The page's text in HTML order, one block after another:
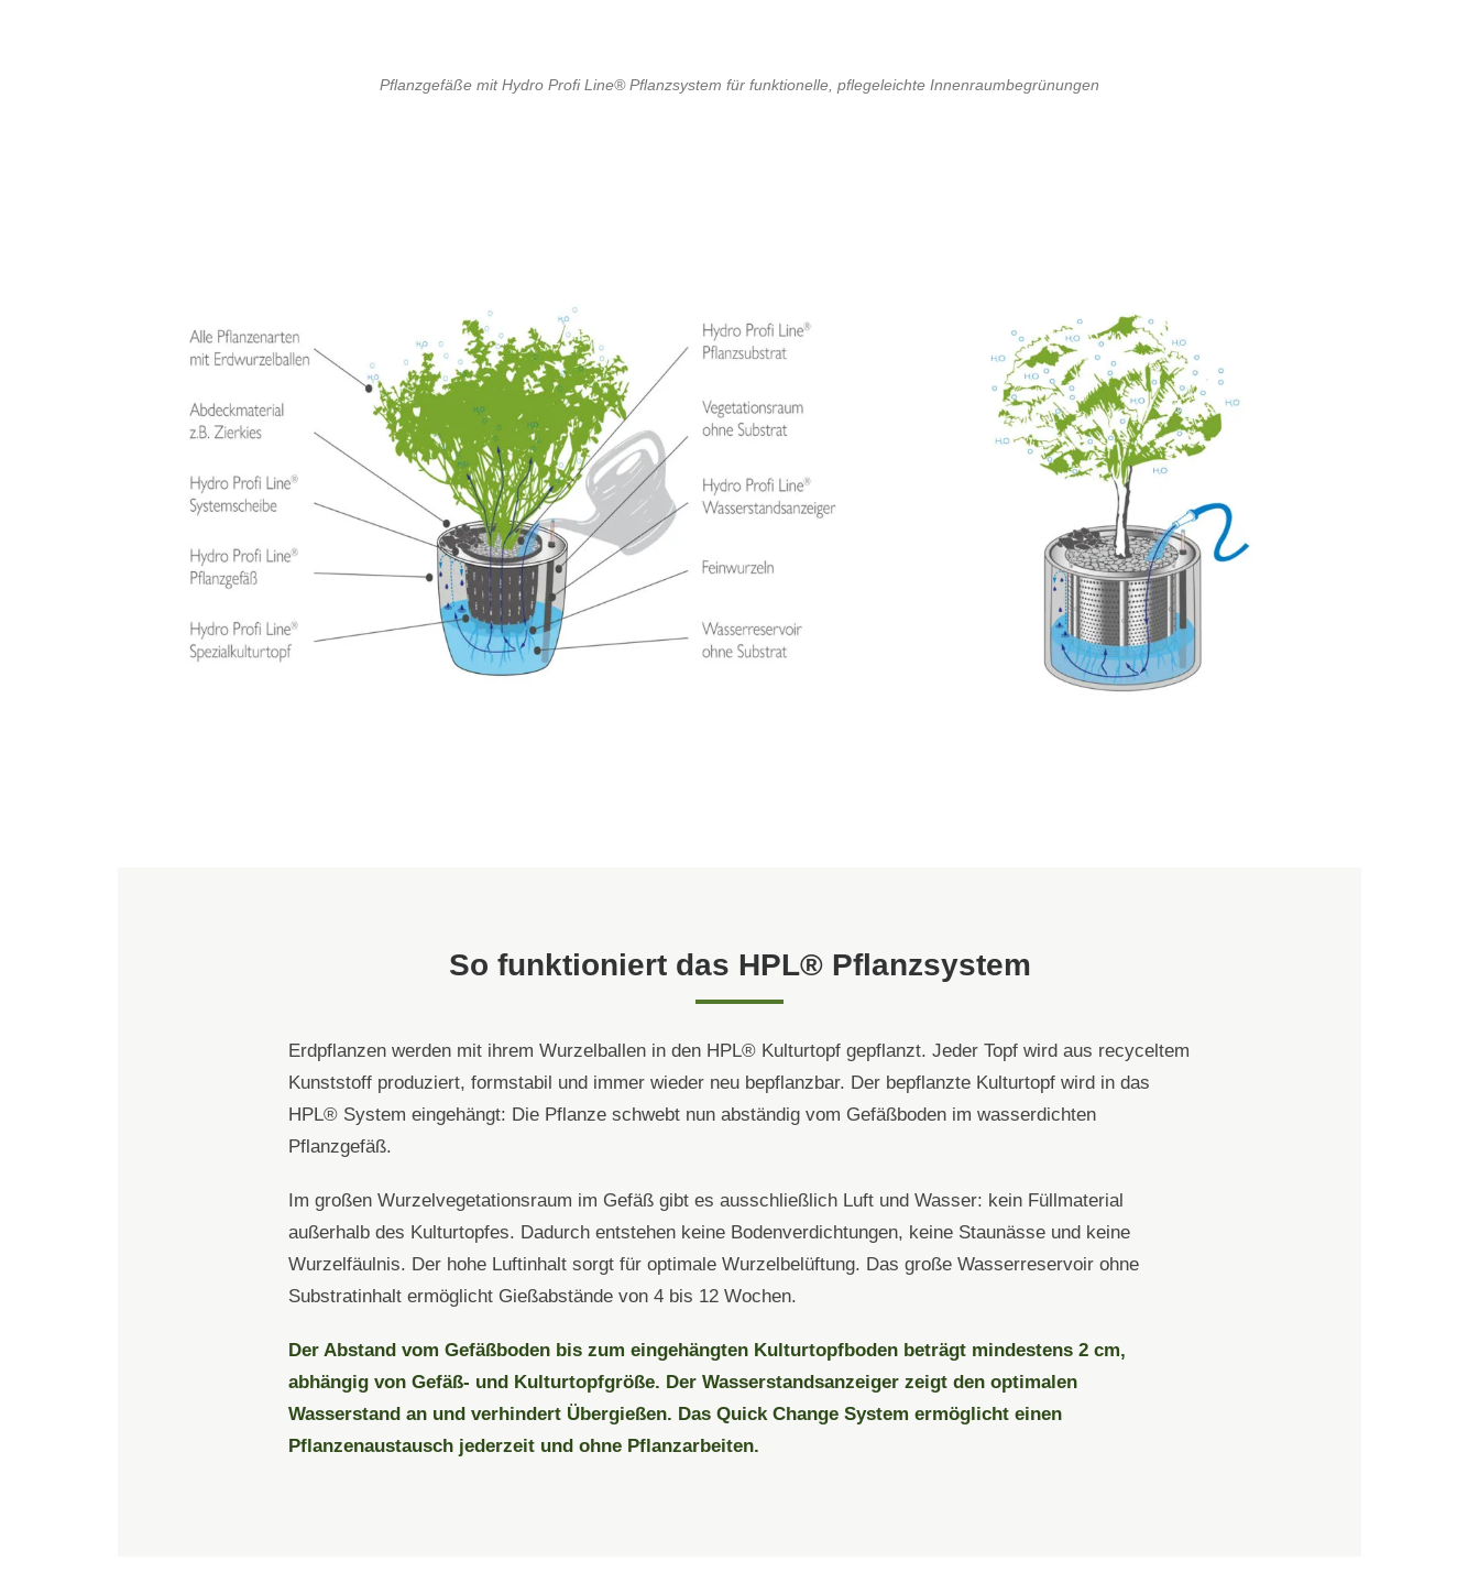
Pflanzgefäße mit Hydro Profi Line® Pflanzsystem für funktionelle, pflegeleichte Innenraumbegrünungen
So funktioniert das HPL® Pflanzsystem
Erdpflanzen werden mit ihrem Wurzelballen in den HPL® Kulturtopf gepflanzt. Jeder Topf wird aus recyceltem
Kunststoff produziert, formstabil und immer wieder neu bepflanzbar. Der bepflanzte Kulturtopf wird in das
HPL® System eingehängt: Die Pflanze schwebt nun abständig vom Gefäßboden im wasserdichten
Pflanzgefäß.
Im großen Wurzelvegetationsraum im Gefäß gibt es ausschließlich Luft und Wasser: kein Füllmaterial
außerhalb des Kulturtopfes. Dadurch entstehen keine Bodenverdichtungen, keine Staunässe und keine
Wurzelfäulnis. Der hohe Luftinhalt sorgt für optimale Wurzelbelüftung. Das große Wasserreservoir ohne
Substratinhalt ermöglicht Gießabstände von 4 bis 12 Wochen.
Der Abstand vom Gefäßboden bis zum eingehängten Kulturtopfboden beträgt mindestens 2 cm,
abhängig von Gefäß- und Kulturtopfgröße. Der Wasserstandsanzeiger zeigt den optimalen
Wasserstand an und verhindert Übergießen. Das Quick Change System ermöglicht einen
Pflanzenaustausch jederzeit und ohne Pflanzarbeiten.